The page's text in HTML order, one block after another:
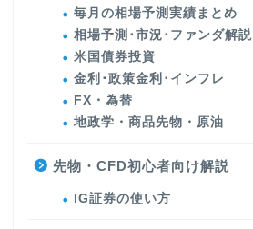
毎月の相場予測実績まとめ
相場予測･市況･ファンダ解説
米国債券投資
金利･政策金利･インフレ
FX・為替
地政学・商品先物・原油
先物・CFD初心者向け解説
IG証券の使い方